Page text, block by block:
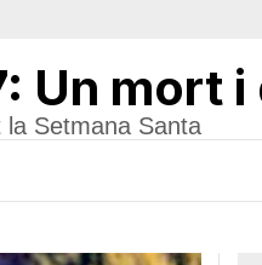
Un mort
Setmana Santa